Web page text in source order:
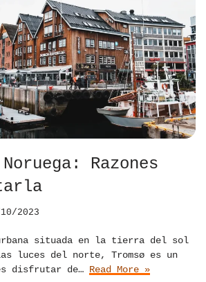
Razones
2023
urbana situada en la tierra del sol
luces del norte, Tromsø es un
disfrutar de… Read More »